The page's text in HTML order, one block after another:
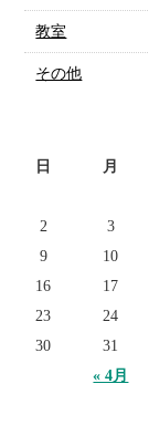
教室
その他
日 月
« 4月
2
3
9
10
16
17
23
24
30
31